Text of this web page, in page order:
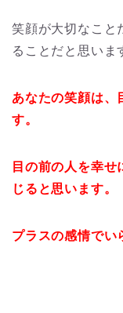
笑顔が大切なこと
ることだと思いま
あなたの笑顔は、
す。
目の前の人を幸
じると思います。
プラスの感情でい